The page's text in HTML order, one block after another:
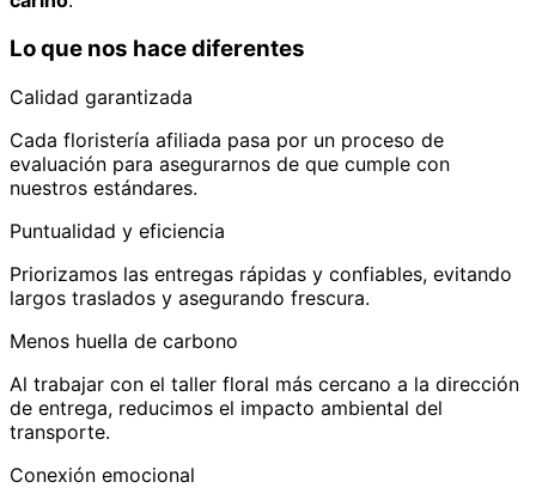
Lo que nos hace diferentes
Calidad garantizada
Cada floristería afiliada pasa por un proceso de
evaluación para asegurarnos de que cumple con
nuestros estándares.
Puntualidad y eficiencia
Priorizamos las entregas rápidas y confiables, evitando
largos traslados y asegurando frescura.
Menos huella de carbono
Al trabajar con el taller floral más cercano a la dirección
de entrega, reducimos el impacto ambiental del
transporte.
Conexión emocional